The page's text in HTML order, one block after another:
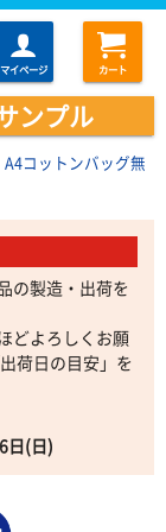
マイページ カート
ンプル
A4コットンバッグ無
の製造・出荷を
どよろしくお願
荷日の目安」を
日(日)